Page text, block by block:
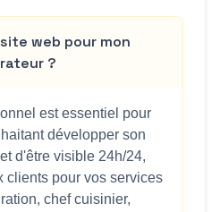
web pour mon
?
est essentiel pour
développer son
d'être visible 24h/24,
clients pour vos services
chef cuisinier,